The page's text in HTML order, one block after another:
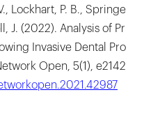
Lockhart, P. B., Springe
J. (2022). Analysis of Pr
Invasive Dental Pro
Open, 5(1), e2142